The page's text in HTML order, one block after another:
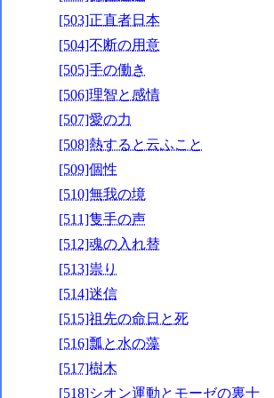
[503]正直者日本
[504]不断の用意
[505]手の働き
[506]理智と感情
[507]愛の力
[508]熱すると云ふこと
[509]個性
[510]無我の境
[511]隻手の声
[512]魂の入れ替
[513]祟り
[514]迷信
[515]祖先の命日と死
[516]瓢と水の藻
[517]樹木
[518]シオン運動とモーゼの裏十